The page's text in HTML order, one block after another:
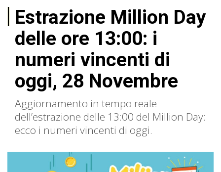
Estrazione Million Day
delle ore 13:00: i
numeri vincenti di
oggi, 28 Novembre
Aggiornamento in tempo reale
dell’estrazione delle 13:00 del Million Day:
ecco i numeri vincenti di oggi.